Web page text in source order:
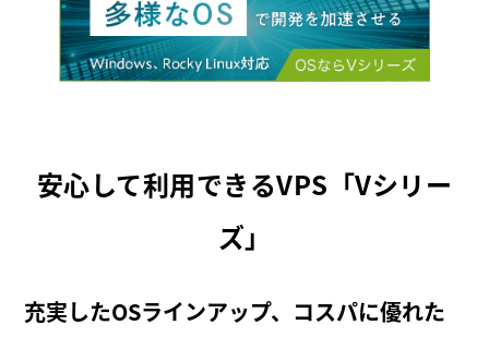
安心して利用できるVPS「Vシリー
ズ」
充実したOSラインアップ、コスパに優れた